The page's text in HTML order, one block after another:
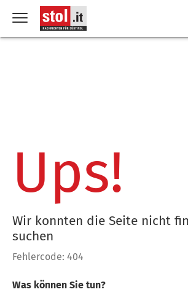
Ups!
Wir konnten die Seite nicht
suchen
Fehlercode: 404
Was können Sie tun?